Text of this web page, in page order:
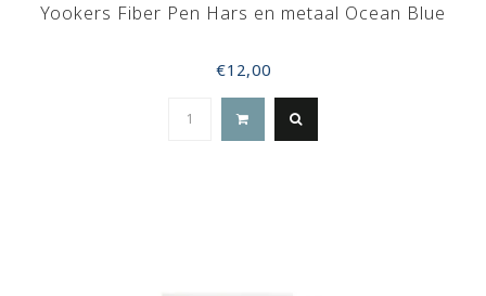
Yookers Fiber Pen Hars en metaal Ocean Blue
€12,00